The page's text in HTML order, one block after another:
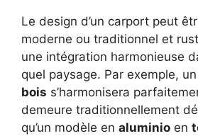
Le design d’un carport peut
moderne ou traditionnel et
une intégration harmonieuse
quel paysage. Par exemple, un
bois s’harmonisera
demeure traditionnellement
qu’un modèle en aluminio en